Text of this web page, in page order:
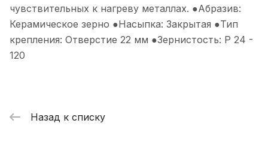
чувствительных к нагреву металлах. ●Абразив:
Керамическое зерно ●Насыпка: Закрытая ●Тип
крепления: Отверстие 22 мм ●Зернистость: P 24 -
120
Назад к списку